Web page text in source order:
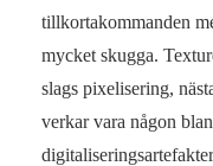
tillkortakommanden
mycket skugga.
slags pixelisering,
verkar vara någon